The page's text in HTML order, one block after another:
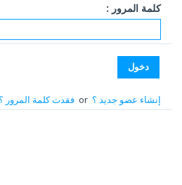
كلمة المرور :
إنشاء عضو جديد ؟or فقدت كلمة المرور ؟